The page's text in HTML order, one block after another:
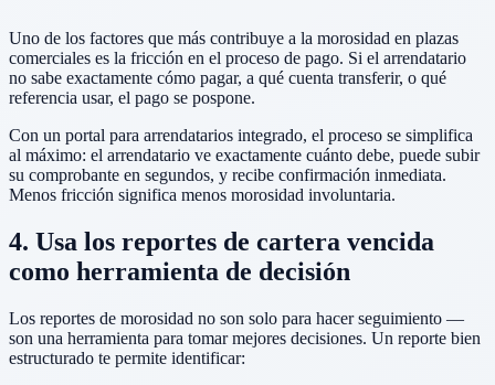
Uno de los factores que más contribuye a la morosidad en plazas
comerciales es la fricción en el proceso de pago. Si el arrendatario
no sabe exactamente cómo pagar, a qué cuenta transferir, o qué
referencia usar, el pago se pospone.
Con un portal para arrendatarios integrado, el proceso se simplifica
al máximo: el arrendatario ve exactamente cuánto debe, puede subir
su comprobante en segundos, y recibe confirmación inmediata.
Menos fricción significa menos morosidad involuntaria.
4. Usa los reportes de cartera vencida
como herramienta de decisión
Los reportes de morosidad no son solo para hacer seguimiento —
son una herramienta para tomar mejores decisiones. Un reporte bien
estructurado te permite identificar: